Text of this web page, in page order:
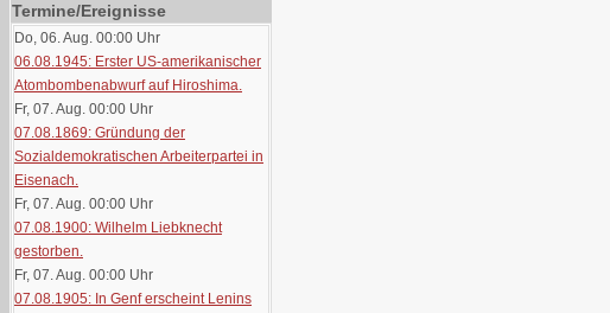
Termine/Ereignisse
Do, 06. Aug. 00:00 Uhr
06.08.1945: Erster US-amerikanischer
Atombombenabwurf auf Hiroshima.
Fr, 07. Aug. 00:00 Uhr
07.08.1869: Gründung der
Sozialdemokratischen Arbeiterpartei in
Eisenach.
Fr, 07. Aug. 00:00 Uhr
07.08.1900: Wilhelm Liebknecht
gestorben.
Fr, 07. Aug. 00:00 Uhr
07.08.1905: In Genf erscheint Lenins